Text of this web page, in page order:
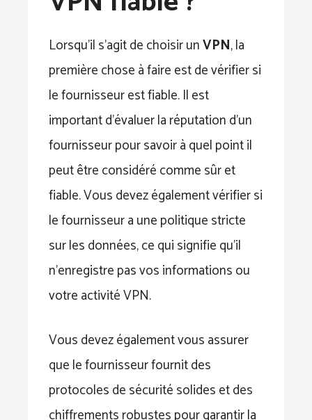
Lorsqu’il s’agit de choisir unVPN, la
première chose à faire est de vérifier si
le fournisseur est fiable. Il est
important d’évaluer la réputation d’un
fournisseur pour savoir à quel point il
peut être considéré comme sûr et
fiable. Vous devez également vérifier si
le fournisseur a une politique stricte
sur les données, ce qui signifie qu’il
n’enregistre pas vos informations ou
votre activité VPN.
Vous devez également vous assurer
que le fournisseur fournit des
protocoles de sécurité solides et des
chiffrements robustes pour garantir la